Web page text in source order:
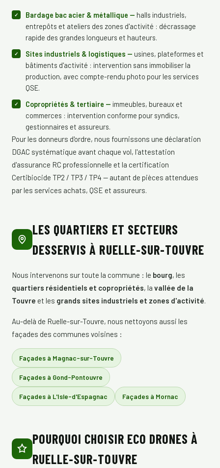
Bardage bac acier & métallique — halls industriels,
entrepôts et ateliers des zones d'activité : décrassage
rapide des grandes longueurs et hauteurs.
Sites industriels & logistiques — usines, plateformes et
bâtiments d'activité : intervention sans immobiliser la
production, avec compte-rendu photo pour les services
QSE.
Copropriétés & tertiaire — immeubles, bureaux et
commerces : intervention conforme pour syndics,
gestionnaires et assureurs.
Pour les donneurs d'ordre, nous fournissons une déclaration
DGAC systématique avant chaque vol, l'attestation
d'assurance RC professionnelle et la certification
Certibiocide TP2 / TP3 / TP4 — autant de pièces attendues
par les services achats, QSE et assureurs.
LES QUARTIERS ET SECTEURS
DESSERVIS À RUELLE-SUR-TOUVRE
Nous intervenons sur toute la commune : le bourg, les
quartiers résidentiels et copropriétés, la vallée de la
Touvre et les grands sites industriels et zones d'activité.
Au-delà de Ruelle-sur-Touvre, nous nettoyons aussi les
façades des communes voisines :
Façades à Magnac-sur-Touvre
Façades à Gond-Pontouvre
Façades à L'Isle-d'Espagnac Façades à Mornac
POURQUOI CHOISIR ECO DRONES À
RUELLE-SUR-TOUVRE